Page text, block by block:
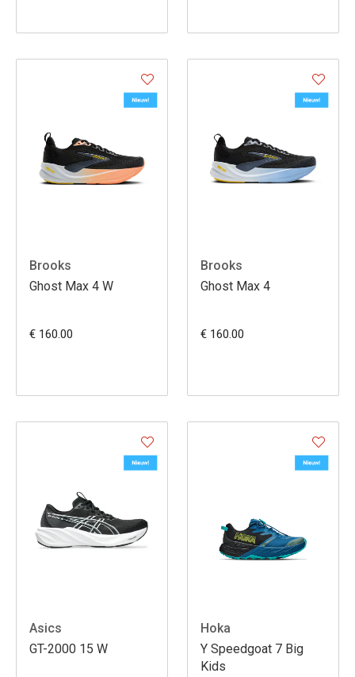
Brooks
Ghost Max 4 W
€ 160.00
Brooks
Ghost Max 4
€ 160.00
Asics
GT-2000 15 W
Hoka
Y Speedgoat 7 Big
Kids